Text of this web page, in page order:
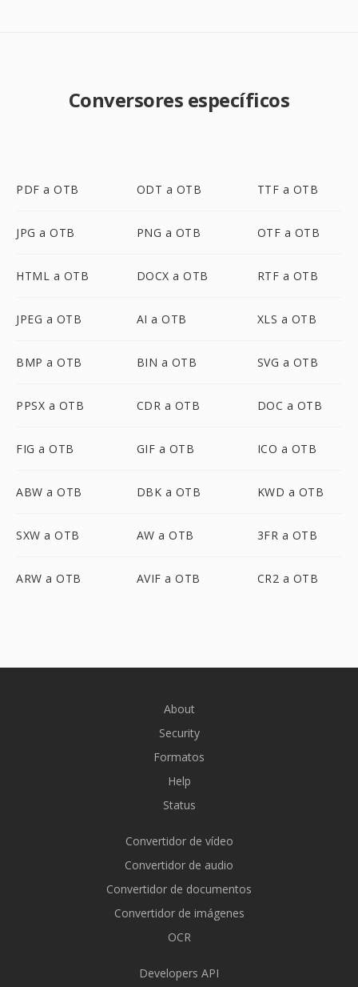
Conversores específicos
PDF a OTB ODT a OTB TTF a OTB
JPG a OTB PNG a OTB OTF a OTB
HTML a OTB DOCX a OTB RTF a OTB
JPEG a OTB AI a OTB XLS a OTB
BMP a OTB BIN a OTB SVG a OTB
PPSX a OTB CDR a OTB DOC a OTB
FIG a OTB GIF a OTB ICO a OTB
ABW a OTB DBK a OTB KWD a OTB
SXW a OTB AW a OTB 3FR a OTB
ARW a OTB AVIF a OTB CR2 a OTB
About
Security
Formatos
Help
Status
Convertidor de vídeo
Convertidor de audio
Convertidor de documentos
Convertidor de imágenes
OCR
Developers API